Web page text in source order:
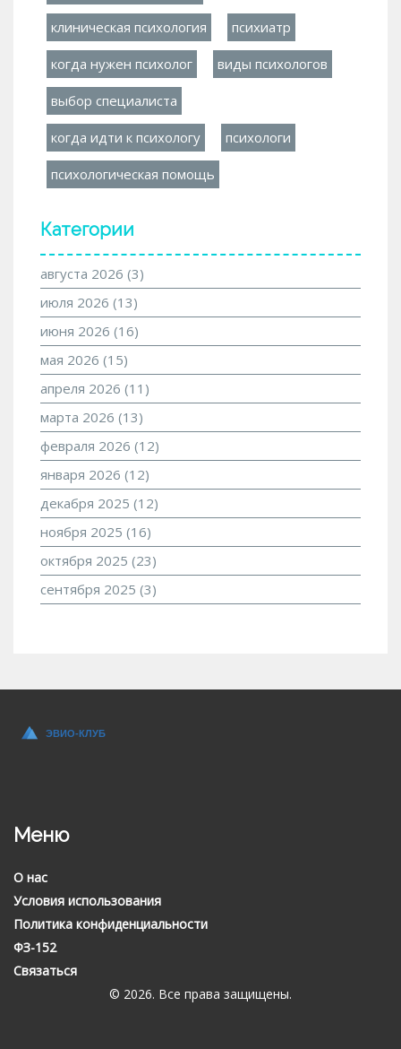
клиническая психология психиатр
когда нужен психолог виды психологов
выбор специалиста
когда идти к психологу психологи
психологическая помощь
Категории
августа 2026 (3)
июля 2026 (13)
июня 2026 (16)
мая 2026 (15)
апреля 2026 (11)
марта 2026 (13)
февраля 2026 (12)
января 2026 (12)
декабря 2025 (12)
ноября 2025 (16)
октября 2025 (23)
сентября 2025 (3)
Меню
О нас
Условия использования
Политика конфиденциальности
ФЗ-152
Связаться
© 2026. Все права защищены.